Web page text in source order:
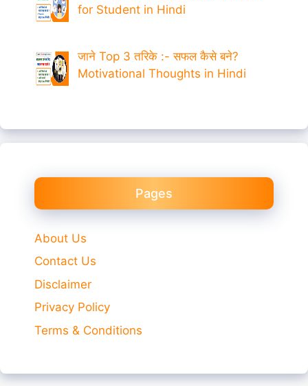
for Student in Hindi
जाने Top 3 तरिके :- सफल कैसे बने?
Motivational Thoughts in Hindi
Pages
About Us
Contact Us
Disclaimer
Privacy Policy
Terms & Conditions